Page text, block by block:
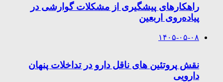
راهکارهای پیشگیری از مشکلات گوارشی در
پیاده‌روی اربعین
۱۴۰۵-۰۵-۰۸
نقش پروتئین های ناقل دارو در تداخلات پنهان
دارویی